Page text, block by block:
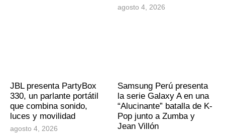
agosto 4, 2026
JBL presenta PartyBox
330, un parlante portátil
que combina sonido,
luces y movilidad
agosto 4, 2026
Samsung Perú presenta
la serie Galaxy A en una
“Alucinante” batalla de K-
Pop junto a Zumba y
Jean Villón